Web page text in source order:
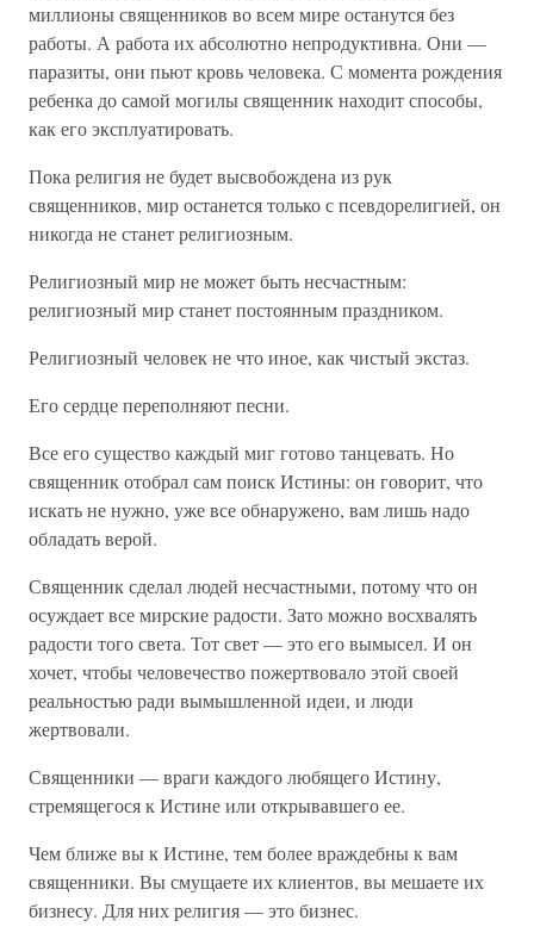
миллионы священников во всем мире останутся без
работы. А работа их абсолютно непродуктивна. Они —
паразиты, они пьют кровь человека. С момента рождения
ребенка до самой могилы священник находит способы,
как его эксплуатировать.
Пока религия не будет высвобождена из рук
священников, мир останется только с псевдорелигией, он
никогда не станет религиозным.
Религиозный мир не может быть несчастным:
религиозный мир станет постоянным праздником.
Религиозный человек не что иное, как чистый экстаз.
Его сердце переполняют песни.
Все его существо каждый миг готово танцевать. Но
священник отобрал сам поиск Истины: он говорит, что
искать не нужно, уже все обнаружено, вам лишь надо
обладать верой.
Священник сделал людей несчастными, потому что он
осуждает все мирские радости. Зато можно восхвалять
радости того света. Тот свет — это его вымысел. И он
хочет, чтобы человечество пожертвовало этой своей
реальностью ради вымышленной идеи, и люди
жертвовали.
Священники — враги каждого любящего Истину,
стремящегося к Истине или открывавшего ее.
Чем ближе вы к Истине, тем более враждебны к вам
священники. Вы смущаете их клиентов, вы мешаете их
бизнесу. Для них религия — это бизнес.